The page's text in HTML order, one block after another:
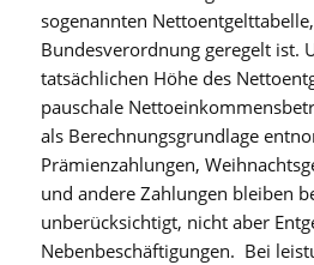
sogenannten
Bundesverordnung geregelt ist.
tatsächlichen Höhe des
pauschale
als Berechnungsgrundlage
Prämienzahlungen,
und andere Zahlungen bleiben
unberücksichtigt, nicht aber
Nebenbeschäftigungen. Bei